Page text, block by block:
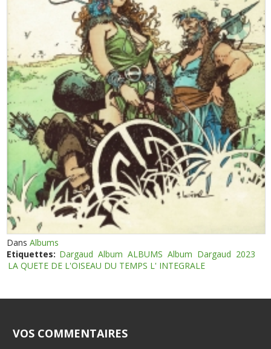
DansAlbums
Etiquettes: Dargaud Album ALBUMS Album Dargaud 2023
LA QUETE DE L'OISEAU DU TEMPS L' INTEGRALE
VOS COMMENTAIRES